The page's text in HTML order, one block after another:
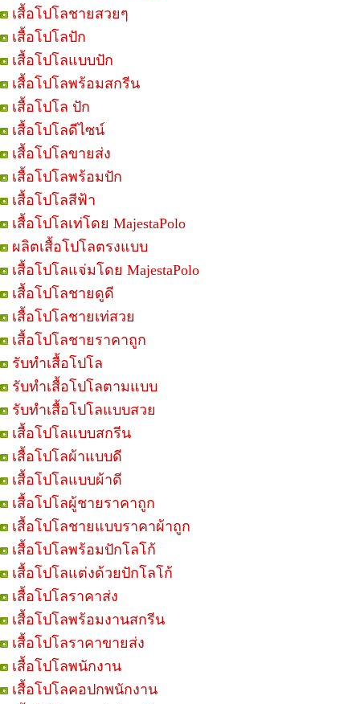
เสื้อโปโลชายสวยๆ
เสื้อโปโลปัก
เสื้อโปโลแบบปัก
เสื้อโปโลพร้อมสกรีน
เสื้อโปโล ปัก
เสื้อโปโลดีไซน์
เสื้อโปโลขายส่ง
เสื้อโปโลพร้อมปัก
เสื้อโปโลสีฟ้า
เสื้อโปโลเท่โดย MajestaPolo
ผลิตเสื้อโปโลตรงแบบ
เสื้อโปโลแจ่มโดย MajestaPolo
เสื้อโปโลชายดูดี
เสื้อโปโลชายเท่สวย
เสื้อโปโลชายราคาถูก
รับทำเสื้อโปโล
รับทำเสื้อโปโลตามแบบ
รับทำเสื้อโปโลแบบสวย
เสื้อโปโลแบบสกรีน
เสื้อโปโลผ้าแบบดี
เสื้อโปโลแบบผ้าดี
เสื้อโปโลผู้ชายราคาถูก
เสื้อโปโลชายแบบราคาผ้าถูก
เสื้อโปโลพร้อมปักโลโก้
เสื้อโปโลแต่งด้วยปักโลโก้
เสื้อโปโลราคาส่ง
เสื้อโปโลพร้อมงานสกรีน
เสื้อโปโลราคาขายส่ง
เสื้อโปโลพนักงาน
เสื้อโปโลคอปกพนักงาน